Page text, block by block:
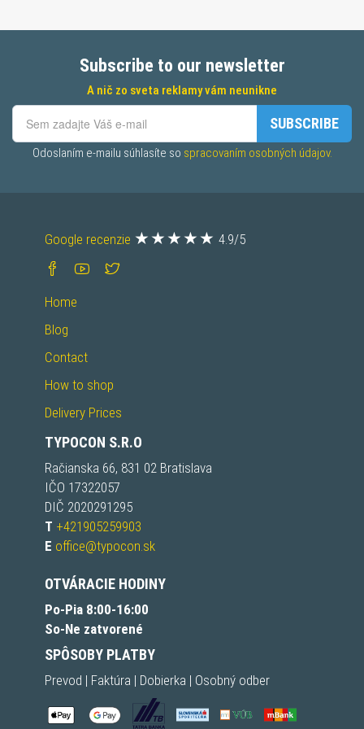
Subscribe to our newsletter
A nič zo sveta reklamy vám neunikne
SUBSCRIBE
Odoslaním e-mailu súhlasíte so spracovaním osobných údajov.
Google recenzie 4.9/5
Home
Blog
Contact
How to shop
Delivery Prices
TYPOCON S.R.O
Račianska 66, 831 02 Bratislava
IČO 17322057
DIČ 2020291295
T +421905259903
E office@typocon.sk
OTVÁRACIE HODINY
Po-Pia 8:00-16:00
So-Ne zatvorené
SPÔSOBY PLATBY
Prevod | Faktúra | Dobierka | Osobný odber